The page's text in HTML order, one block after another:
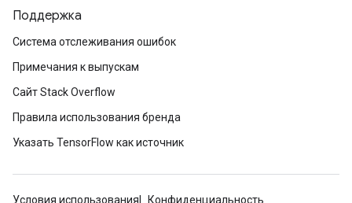
Поддержка
Система отслеживания ошибок
Примечания к выпускам
Сайт Stack Overflow
Правила использования бренда
Указать TensorFlow как источник
Условия использования
Конфиденциальность